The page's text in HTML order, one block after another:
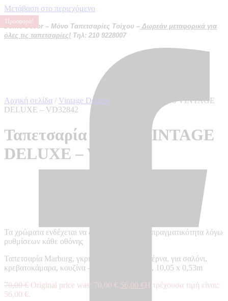
Μετάβαση στο περιεχόμενο
Domo Decor – Μόνο Ταπετσαρίες Τοίχου – Δωρεάν μεταφορικά για
όλες τις ταπετσαρίες! Τηλ: 210 9228007
Αρχική σελίδα / Vintage Deluxe / Ταπετσαρία τοίχου VINTAGE
DELUXE – VD32842
Ταπετσαρία τοίχου VINTAGE
DELUXE – VD32842
Τα χρώματα ενδέχεται να διαφέρουν από την πραγματικότητα λόγω
ρυθμίσεων κάθε οθόνης
Ταπετσαρία Marburg, γκρι, μονόχρωμη, μοντέρνα, για σαλόνι,
κρεβατοκάμαρα, κουζίνα – Made in Germany, 10,05 x 0,53m
70,00€ Original price was: 70,00 €.56,00 €Η τρέχουσα τιμή είναι:
56,00 €.
Προσφορά!
Προσφορά!
Προσφορά!
Προσφορά!